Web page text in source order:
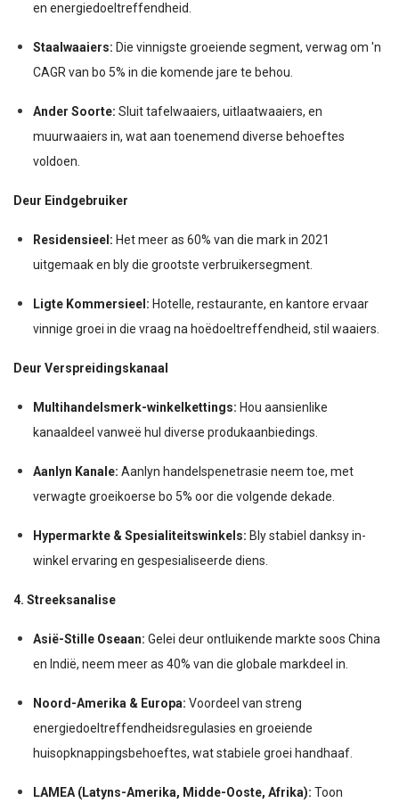
en energiedoeltreffendheid.
Staalwaaiers: Die vinnigste groeiende segment, verwag om 'n
CAGR van bo 5% in die komende jare te behou.
Ander Soorte: Sluit tafelwaaiers, uitlaatwaaiers, en
muurwaaiers in, wat aan toenemend diverse behoeftes
voldoen.
Deur Eindgebruiker
Residensieel: Het meer as 60% van die mark in 2021
uitgemaak en bly die grootste verbruikersegment.
Ligte Kommersieel: Hotelle, restaurante, en kantore ervaar
vinnige groei in die vraag na hoëdoeltreffendheid, stil waaiers.
Deur Verspreidingskanaal
Multihandelsmerk-winkelkettings: Hou aansienlike
kanaaldeel vanweë hul diverse produkaanbiedings.
Aanlyn Kanale: Aanlyn handelspenetrasie neem toe, met
verwagte groeikoerse bo 5% oor die volgende dekade.
Hypermarkte & Spesialiteitswinkels: Bly stabiel danksy in-
winkel ervaring en gespesialiseerde diens.
4. Streeksanalise
Asië-Stille Oseaan: Gelei deur ontluikende markte soos China
en Indië, neem meer as 40% van die globale markdeel in.
Noord-Amerika & Europa: Voordeel van streng
energiedoeltreffendheidsregulasies en groeiende
huisopknappingsbehoeftes, wat stabiele groei handhaaf.
LAMEA (Latyns-Amerika, Midde-Ooste, Afrika): Toon